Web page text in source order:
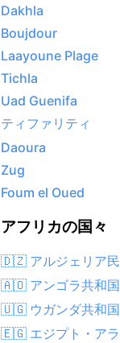
Dakhla
Boujdour
Laayoune Plage
Tichla
Uad Guenifa
ティファリティ
Daoura
Zug
Foum el Oued
アフリカの国々
🇩🇿 アルジェリア民
🇦🇴 アンゴラ共和国
🇺🇬 ウガンダ共和国
🇪🇬 エジプト・アラ